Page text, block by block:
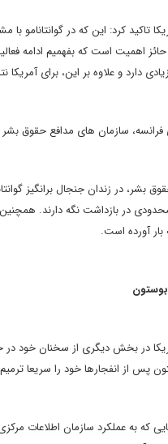
تاکید کرد: این که در گوانتانامو
اهمیت است که بفهمیم ادامه
دارد و علاوه بر این، برای
سازمان های مدافع حقوق بشر
حقوق بشر، در زندان جنجال برانگیز
در بازداشت نگه دارند.
آورده است.
بوستون
پس از انفجارها خود را سریعا
که به عملکرد سازمان اطلاعات